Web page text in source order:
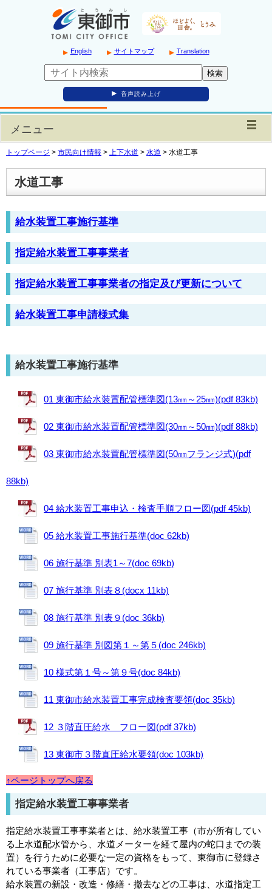
English サイトマップ Translation
音声読み上げ
メニュー
トップページ > 市民向け情報 > 上下水道 > 水道 > 水道工事
水道工事
給水装置工事施行基準
指定給水装置工事事業者
指定給水装置工事事業者の指定及び更新について
給水装置工事申請様式集
給水装置工事施行基準
01 東御市給水装置配管標準図(13㎜～25㎜)(pdf 83kb)
02 東御市給水装置配管標準図(30㎜～50㎜)(pdf 88kb)
03 東御市給水装置配管標準図(50㎜フランジ式)(pdf
88kb)
04 給水装置工事申込・検査手順フロー図(pdf 45kb)
05 給水装置工事施行基準(doc 62kb)
06 施行基準 別表1～7(doc 69kb)
07 施行基準 別表８(docx 11kb)
08 施行基準 別表９(doc 36kb)
09 施行基準 別図第１～第５(doc 246kb)
10 様式第１号～第９号(doc 84kb)
11 東御市給水装置工事完成検査要領(doc 35kb)
12 ３階直圧給水 フロー図(pdf 37kb)
13 東御市３階直圧給水要領(doc 103kb)
↑ページトップへ戻る
指定給水装置工事事業者
指定給水装置工事事業者とは、給水装置工事（市が所有してい
る上水道配水管から、水道メーターを経て屋内の蛇口までの装
置）を行うために必要な一定の資格をもって、東御市に登録さ
れている事業者（工事店）です。
給水装置の新設・改造・修繕・撤去などの工事は、水道指定工